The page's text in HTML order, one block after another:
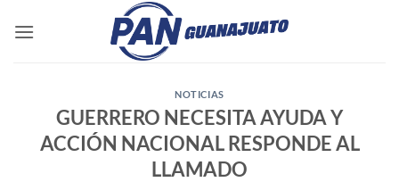
NOTICIAS
GUERRERO NECESITA AYUDA Y
ACCIÓN NACIONAL RESPONDE AL
LLAMADO